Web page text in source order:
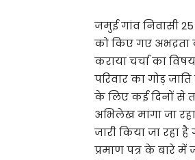
जमुई गांव निवासी
को किए गए अभद्रता
कराया चर्चा का
परिवार का गोड़
के लिए कई दिनों से
अभिलेख मांगा जा
जारी किया जा रहा
प्रमाण पत्र के बारे में